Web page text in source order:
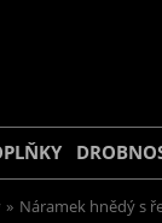
» Náramek hnědý s